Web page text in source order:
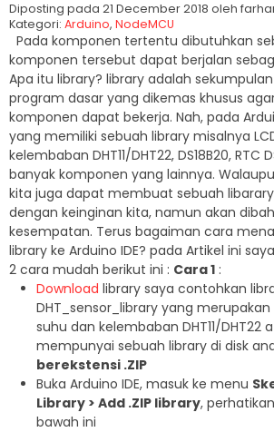
Diposting pada 21 December 2018 oleh
Kategori: Arduino, NodeMCU
Pada komponen tertentu dibutuhkan
komponen tersebut dapat berjalan
Apa itu library? library adalah
program dasar yang dikemas khusus
komponen dapat bekerja. Nah, pada
yang memiliki sebuah library misalnya
kelembaban DHT11/DHT22, DS18B20, RTC
banyak komponen yang lainnya.
kita juga dapat membuat sebuah
dengan keinginan kita, namun akan
kesempatan. Terus bagaiman cara
library ke Arduino IDE? pada Artikel ini
2 cara mudah berikut ini : Cara 1 :
Download library saya contohkan
DHT_sensor_library yang
suhu dan kelembaban DHT11/DHT22
mempunyai sebuah library di disk
berekstensi .ZIP
Buka Arduino IDE, masuk ke menu
Library > Add .ZIP library,
bawah ini